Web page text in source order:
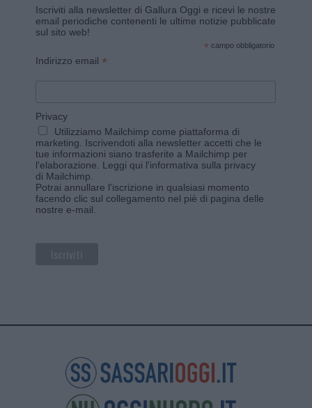
Iscriviti alla newsletter di Gallura Oggi e ricevi le nostre
email periodiche contenenti le ultime notizie pubblicate
sul sito web!
* campo obbligatorio
Indirizzo email *
Privacy
Utilizziamo Mailchimp come piattaforma di
marketing. Iscrivendoti alla newsletter accetti che le
tue informazioni siano trasferite a Mailchimp per
l'elaborazione. Leggi qui l'informativa sulla privacy
di Mailchimp
Potrai annullare l'iscrizione in qualsiasi momento
facendo clic sul collegamento nel piè di pagina delle
nostre e-mail.